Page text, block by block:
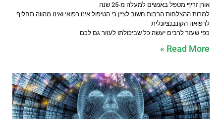
אורן זריף מטפל באנשים למעלה מ-25 שנה
למרות ההצלחות הרבות חשוב לציין כי הטיפול אינו רפואי ואינו מהווה תחליף
לרפואה הקונבנציונלית
כפי שעזר לרבים יעשה כל שביכולתו לעזור גם לכם
Read More »